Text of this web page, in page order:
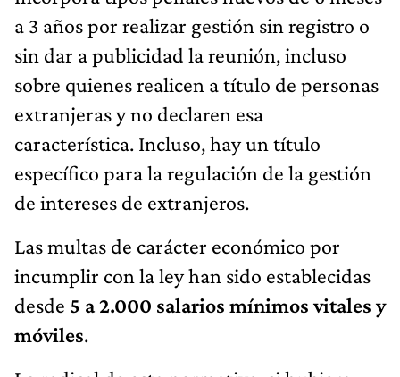
a 3 años por realizar gestión sin registro o
sin dar a publicidad la reunión, incluso
sobre quienes realicen a título de personas
extranjeras y no declaren esa
característica. Incluso, hay un título
específico para la regulación de la gestión
de intereses de extranjeros.
Las multas de carácter económico por
incumplir con la ley han sido establecidas
desde 5 a 2.000 salarios mínimos vitales y
móviles.